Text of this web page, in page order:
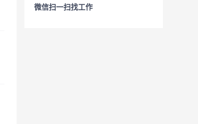
微信扫一扫找工作